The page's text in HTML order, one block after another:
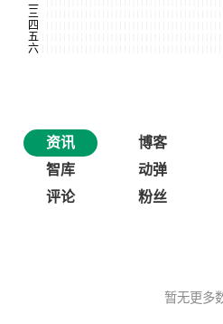
资讯 博客
智库
动弹
评论
粉丝
暂无更多